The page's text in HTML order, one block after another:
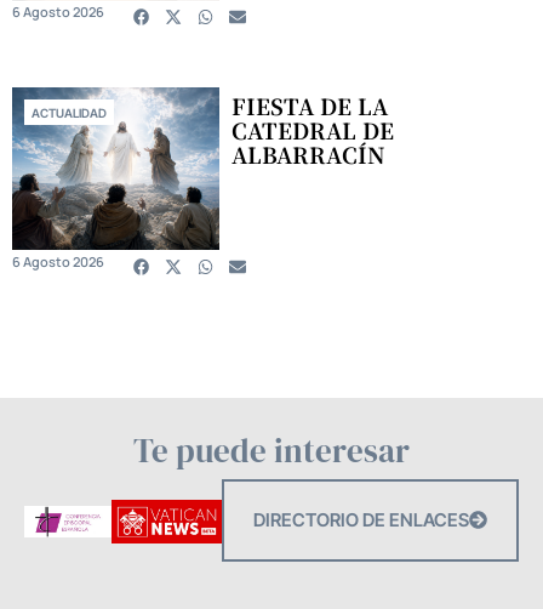
6 Agosto 2026
ACTUALIDAD FIESTA DE LA
CATEDRAL DE
ALBARRACÍN
6 Agosto 2026
Te puede interesar
DIRECTORIO DE ENLACES